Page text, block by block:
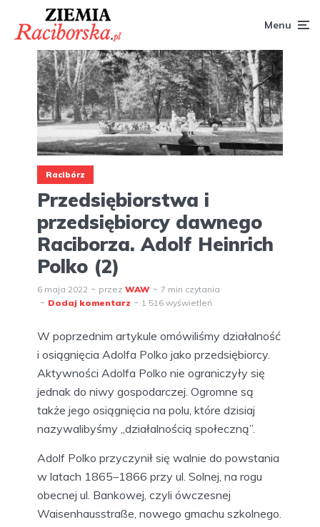
Menu
Racibórz
Przedsiębiorstwa i
przedsiębiorcy dawnego
Raciborza. Adolf Heinrich
Polko (2)
6 maja 2022 przez WAW
7 min czytania
Dodaj komentarz
1 516 wyświetleń
W poprzednim artykule omówiliśmy działalność
i osiągnięcia Adolfa Polko jako przedsiębiorcy.
Aktywności Adolfa Polko nie ograniczyły się
jednak do niwy gospodarczej. Ogromne są
także jego osiągnięcia na polu, które dzisiaj
nazywalibyśmy „działalnością społeczną”.
Adolf Polko przyczynił się walnie do powstania
w latach 1865–1866 przy ul. Solnej, na rogu
obecnej ul. Bankowej, czyli ówczesnej
Waisenhausstraße, nowego gmachu szkolnego.